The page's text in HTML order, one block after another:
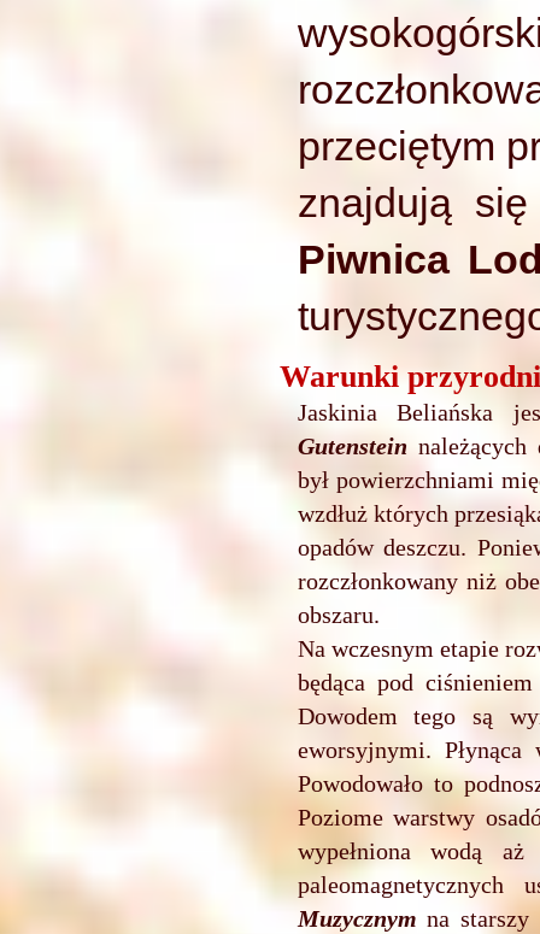
przeciętym
znajdują
Piwnica
Warunki
Jaskinia Beliańska
Gutenstein
był powierzchniami
wzdłuż których
opadów deszczu.
rozczłonkowany niż
obszaru.
Na wczesnym etapie
będąca pod
Dowodem tego są
eworsyjnymi.
Powodowało to
Poziome warstwy
wypełniona wodą
Muzycznym na